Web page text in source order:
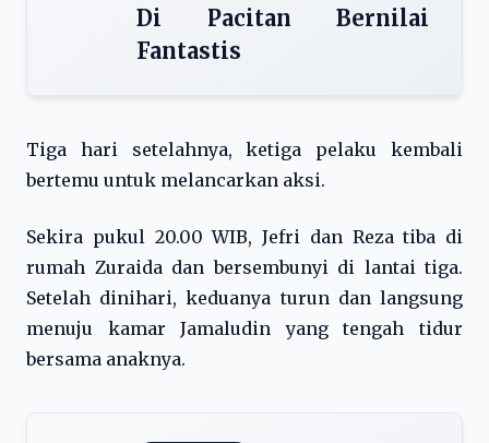
Di Pacitan Bernilai
Fantastis
Tiga hari setelahnya, ketiga pelaku kembali
bertemu untuk melancarkan aksi.
Sekira pukul 20.00 WIB, Jefri dan Reza tiba di
rumah Zuraida dan bersembunyi di lantai tiga.
Setelah dinihari, keduanya turun dan langsung
menuju kamar Jamaludin yang tengah tidur
bersama anaknya.